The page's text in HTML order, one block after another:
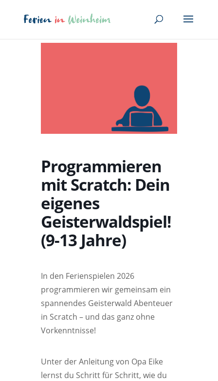
Programmieren
mit Scratch: Dein
eigenes
Geisterwaldspiel!
(9-13 Jahre)
In den Ferienspielen 2026
programmieren wir gemeinsam ein
spannendes Geisterwald Abenteuer
in Scratch – und das ganz ohne
Vorkenntnisse!
Unter der Anleitung von Opa Eike
lernst du Schritt für Schritt, wie du